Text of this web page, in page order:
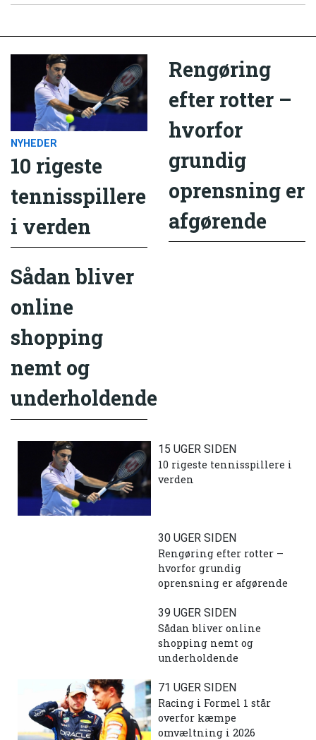
NYHEDER
10 rigeste
tennisspillere
i verden
Rengøring
efter rotter –
hvorfor
grundig
oprensning er
afgørende
Sådan bliver
online
shopping
nemt og
underholdende
15 UGER SIDEN
10 rigeste tennisspillere i
verden
30 UGER SIDEN
Rengøring efter rotter –
hvorfor grundig
oprensning er afgørende
39 UGER SIDEN
Sådan bliver online
shopping nemt og
underholdende
71 UGER SIDEN
Racing i Formel 1 står
overfor kæmpe
omvæltning i 2026